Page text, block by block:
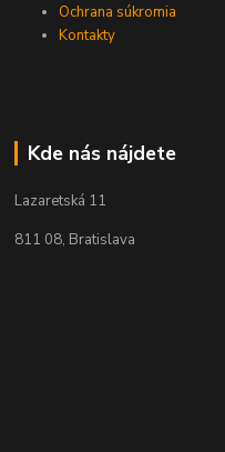
Ochrana súkromia
Kontakty
Kde nás nájdete
Lazaretská 11
811 08, Bratislava